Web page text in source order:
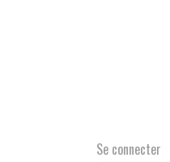
Se connecter